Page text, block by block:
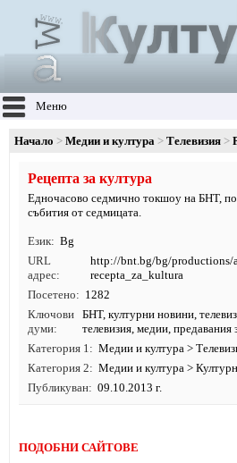
Меню
Начало Медии и култура Телевизия
Рецепта за култура
Едночасово седмично токшоу на БНТ,
събития от седмицата.
Език
Bg
URL
адрес
http://bnt.bg/bg/productions/
recepta_za_kultura
Посетено
1282
Ключови
думи
БНТ,културни новини,
телевизия,медии, предавания
Категория 1
Медии и култура >
Категория 2
Медии и култура >
Публикуван
09.10.2013 г.
ПОДОБНИ САЙТОВЕ